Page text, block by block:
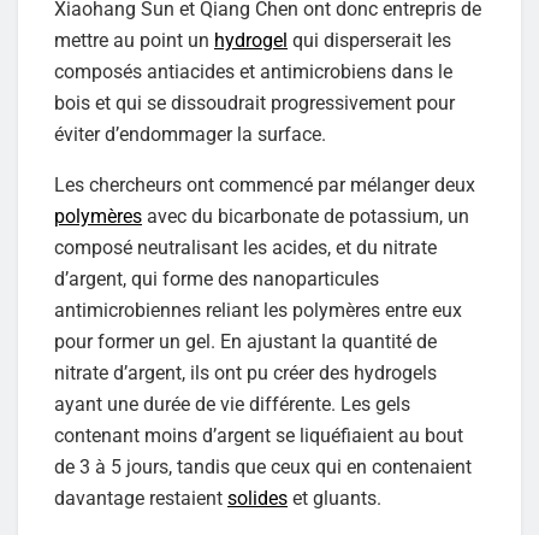
Xiaohang Sun et Qiang Chen ont donc entrepris de
mettre au point un hydrogel qui disperserait les
composés antiacides et antimicrobiens dans le
bois et qui se dissoudrait progressivement pour
éviter d’endommager la surface.
Les chercheurs ont commencé par mélanger deux
polymères avec du bicarbonate de potassium, un
composé neutralisant les acides, et du nitrate
d’argent, qui forme des nanoparticules
antimicrobiennes reliant les polymères entre eux
pour former un gel. En ajustant la quantité de
nitrate d’argent, ils ont pu créer des hydrogels
ayant une durée de vie différente. Les gels
contenant moins d’argent se liquéfiaient au bout
de 3 à 5 jours, tandis que ceux qui en contenaient
davantage restaient solides et gluants.